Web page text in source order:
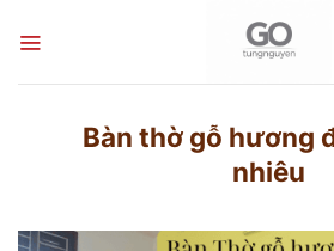
Bàn thờ gỗ hương
nhiêu